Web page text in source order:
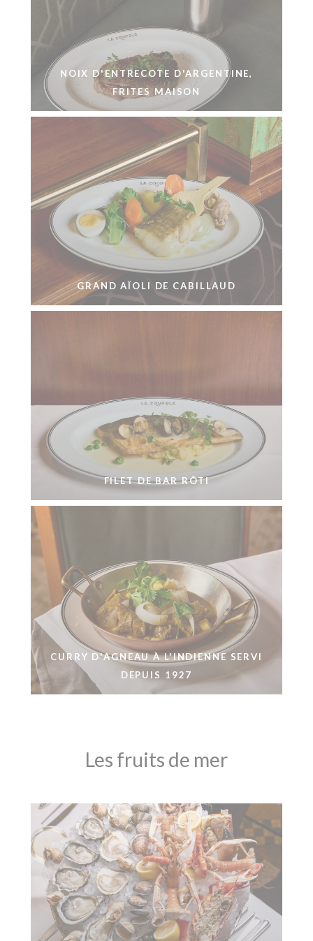
NOIX D'ENTRECOTE D'ARGENTINE,
FRITES MAISON
GRAND AÏOLI DE CABILLAUD
FILET DE BAR RÔTI
CURRY D'AGNEAU À L'INDIENNE SERVI
DEPUIS 1927
Les fruits de mer